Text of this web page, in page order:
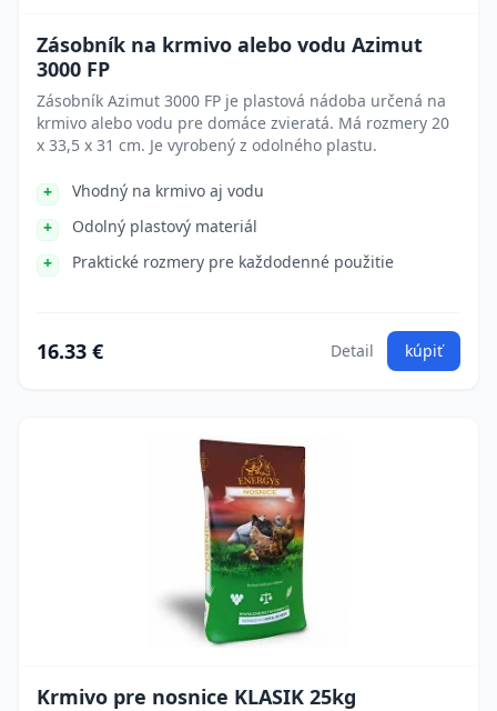
Zásobník na krmivo alebo vodu Azimut
3000 FP
Zásobník Azimut 3000 FP je plastová nádoba určená na
krmivo alebo vodu pre domáce zvieratá. Má rozmery 20
x 33,5 x 31 cm. Je vyrobený z odolného plastu.
Vhodný na krmivo aj vodu
Odolný plastový materiál
Praktické rozmery pre každodenné použitie
16.33 € Detail kúpiť
Krmivo pre nosnice KLASIK 25kg